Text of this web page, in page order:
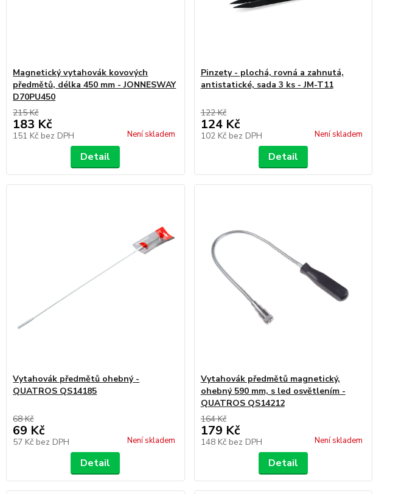
Magnetický vytahovák kovových
předmětů, délka 450 mm - JONNESWAY
D70PU450
215 Kč
183 Kč
151 Kč bez DPH Není skladem
Detail
Pinzety - plochá, rovná a zahnutá,
antistatické, sada 3 ks - JM-T11
122 Kč
124 Kč
102 Kč bez DPH Není skladem
Detail
Vytahovák předmětů ohebný -
QUATROS QS14185
68 Kč
69 Kč
57 Kč bez DPH Není skladem
Detail
Vytahovák předmětů magnetický,
ohebný 590 mm, s led osvětlením -
QUATROS QS14212
164 Kč
179 Kč
148 Kč bez DPH Není skladem
Detail